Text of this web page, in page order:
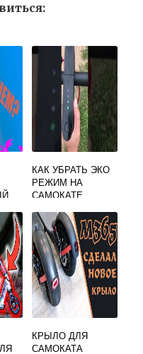
КАК УБРАТЬ ЭКО
РЕЖИМ НА
САМОКАТЕ
КРЫЛО ДЛЯ
САМОКАТА